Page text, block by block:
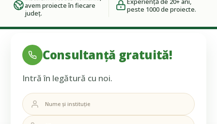
avem proiecte în fiecare
județ.
peste 1000 de proiecte.
Consultanță gratuită!
Intră în legătură cu noi.